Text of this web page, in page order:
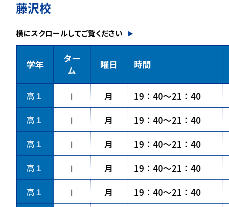
藤沢校
横にスクロールしてご覧ください
学年
ター
ム
曜日 時間
高１ Ⅰ 月 19：40～21：40
高１ Ⅰ 月 19：40～21：40
高１ Ⅰ 月 19：40～21：40
高１ Ⅰ 月 19：40～21：40
高１ Ⅰ 月 19：40～21：40